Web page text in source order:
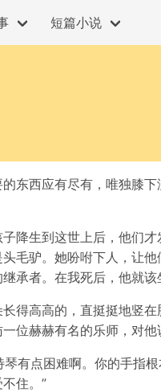
短篇小说
东西应有尽有，唯独膝
降生到这世上后，他们
毛驴。她吩咐下人，让
承者。在我死后，他就
得高高的，直挺挺地竖
位赫赫有名的乐师，对
有点困难啊。你的手指
住。”